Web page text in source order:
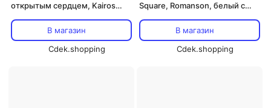
открытым сердцем, Kairos
В магазин
Cdek.shopping
Square, Romanson, белый с
В магазин
Cdek.shopping